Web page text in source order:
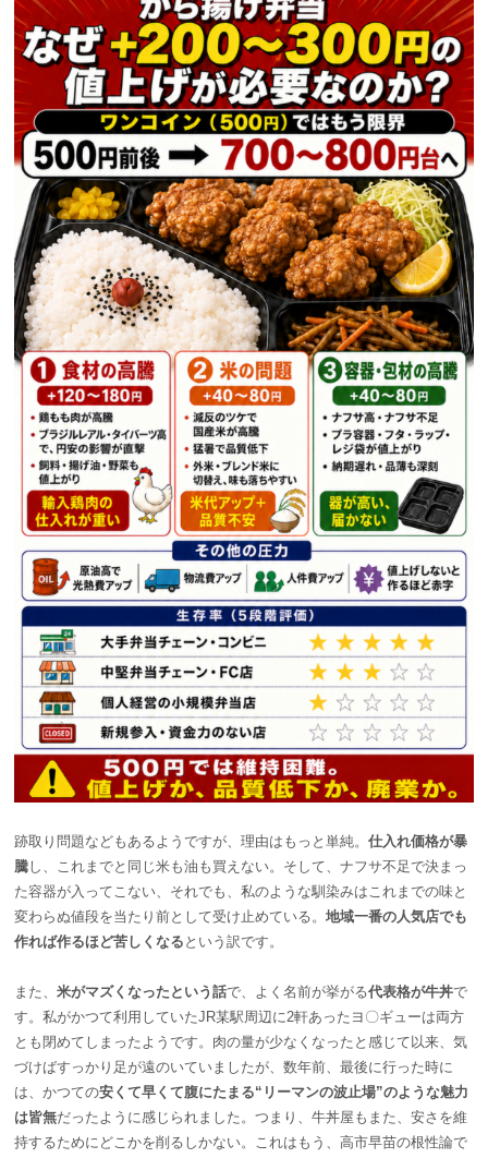
跡取り問題などもあるようですが、理由はもっと単純。 仕入れ価格が暴
騰 し、これまでと同じ米も油も買えない。そして、ナフサ不足で決まっ
た容器が入ってこない、それでも、私のような馴染みはこれまでの味と
変わらぬ値段を当たり前として受け止めている。 地域一番の人気店でも
作れば作るほど苦しくなる という訳です。
また、 米がマズくなったという話で、よく名前が挙がる代表格が牛丼で
す。私がかつて利用していたJR某駅周辺に2軒あったヨ〇ギューは両方
とも閉めてしまったようです。肉の量が少なくなったと感じて以来、気
づけばすっかり足が遠のいていましたが、数年前、最後に行った時に
は、かつての安くて早くて腹にたまる“リーマンの波止場”のような魅力
は皆無だったように感じられました。つまり、牛丼屋もまた、安さを維
持するためにどこかを削るしかない。これはもう、高市早苗の根性論で